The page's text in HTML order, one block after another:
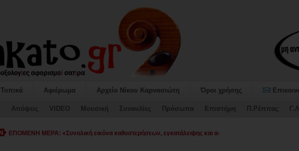
Τοπικά Αφιέρωμα Αρχείο Νίκου Καρνασιώτη Όροι χρήσης
Απόψεις VIDEO Μουσική Συναυλίες Πρόσωπα Επιστήμη Π.Ρέππας
ΕΠΟΜΕΝΗ ΜΕΡΑ: «Συνολική εικόνα καθυστερήσεων, εγκατάλειψης και απουσίας σχεδιασμού στο